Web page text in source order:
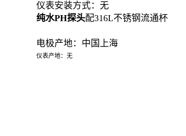
仪表安装方式：无
纯水PH探头配316L不锈钢流通杯
电极产地：中国上海
仪表产地：无